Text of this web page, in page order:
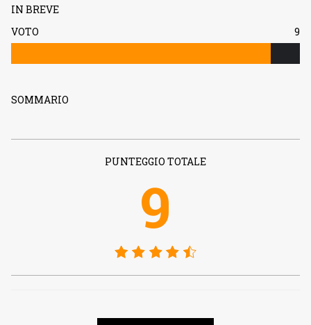
IN BREVE
VOTO
9
SOMMARIO
PUNTEGGIO TOTALE
9